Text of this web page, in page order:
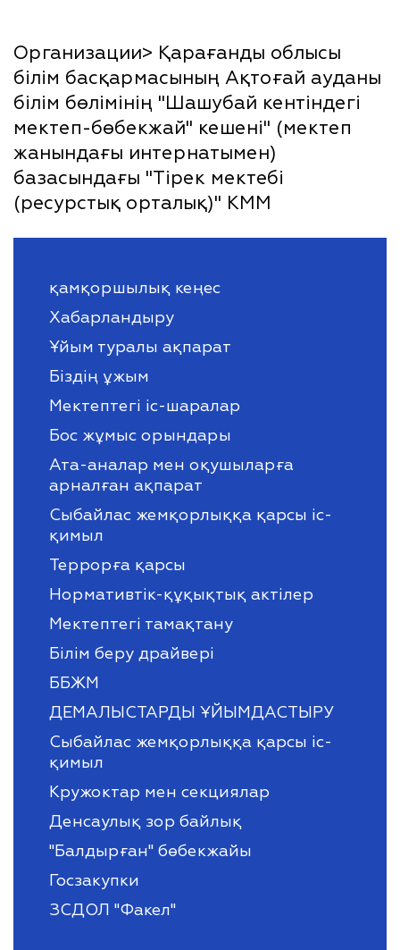
Организации> Қарағанды облысы
білім басқармасының Ақтоғай ауданы
білім бөлімінің "Шашубай кентіндегі
мектеп-бөбекжай" кешені" (мектеп
жанындағы интернатымен)
базасындағы "Тірек мектебі
(ресурстық орталық)" КММ
қамқоршылық кеңес
Хабарландыру
Ұйым туралы ақпарат
Біздің ұжым
Мектептегі іс-шаралар
Бос жұмыс орындары
Ата-аналар мен оқушыларға
арналған ақпарат
Сыбайлас жемқорлыққа қарсы іс-
қимыл
Террорға қарсы
Нормативтік-құқықтық актілер
Мектептегі тамақтану
Білім беру драйвері
ББЖМ
ДЕМАЛЫСТАРДЫ ҰЙЫМДАСТЫРУ
Сыбайлас жемқорлыққа қарсы іс-
қимыл
Кружоктар мен секциялар
Денсаулық зор байлық
"Балдырған" бөбекжайы
Госзакупки
ЗСДОЛ "Факел"